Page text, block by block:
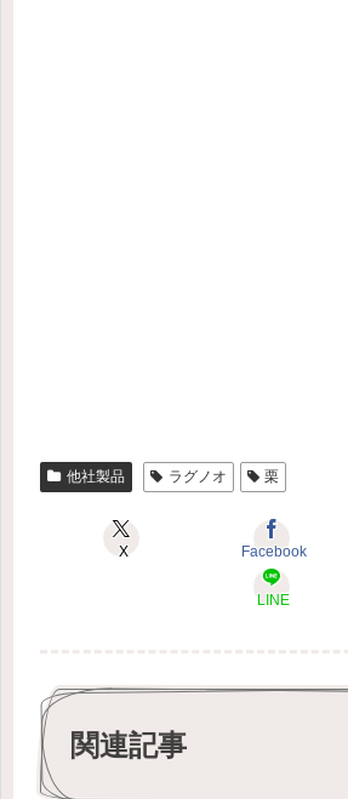
他社製品 ラグノオ 栗
X Facebook
LINE
関連記事